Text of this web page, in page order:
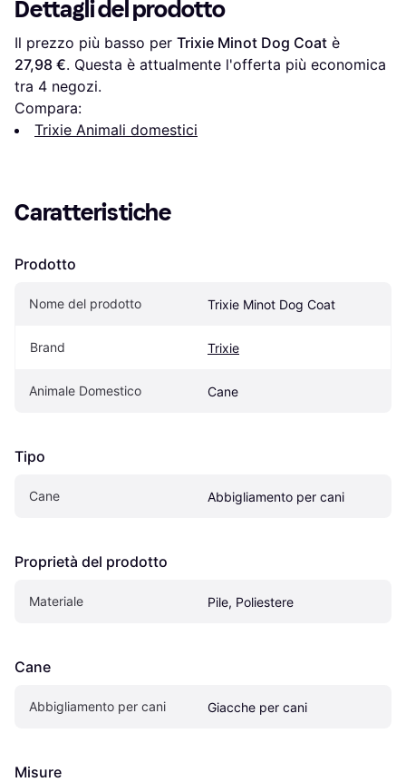
Dettagli del prodotto
Il prezzo più basso per Trixie Minot Dog Coat
27,98 €. Questa è attualmente l'offerta più economica
tra 4 negozi.
Compara:
Trixie Animali domestici
Caratteristiche
Prodotto
Nome del prodotto Trixie Minot Dog Coat
Brand Trixie
Animale Domestico Cane
Tipo
Cane Abbigliamento per cani
Proprietà del prodotto
Materiale Pile, Poliestere
Cane
Abbigliamento per cani Giacche per cani
Misure